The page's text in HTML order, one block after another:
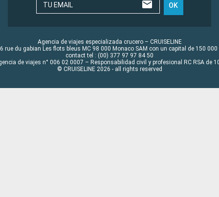
TU EMAIL OK
Agencia de viajes especializada crucero – CRUISELINE
rue du gabian Les flots bleus MC 98 000 Monaco SAM con un capital de 150 000
contact tel : (00) 377 97 97 84 50
de viajes n° 006 02 0007 – Responsabilidad civil y profesional RC RSA de
© CRUISELINE 2026 - all rights reserved